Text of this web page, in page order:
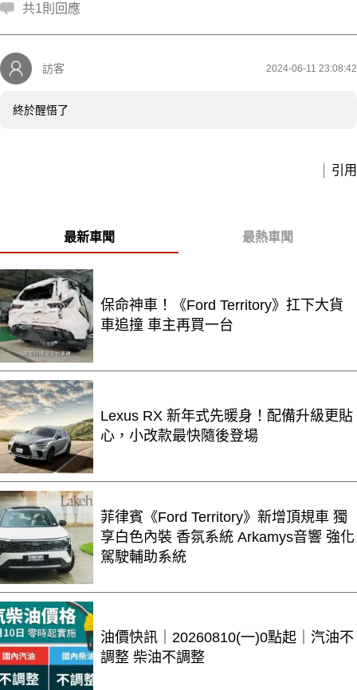
共1則回應
訪客 2024-06-11 23:08:42
終於醒悟了
引用
最新車聞 最熱車聞
保命神車！《Ford Territory》扛下大貨
車追撞 車主再買一台
Lexus RX 新年式先暖身！配備升級更貼
心，小改款最快隨後登場
菲律賓《Ford Territory》新增頂規車 獨
享白色內裝 香氛系統 Arkamys音響 強化
駕駛輔助系統
油價快訊｜20260810(一)0點起｜汽油不
調整 柴油不調整